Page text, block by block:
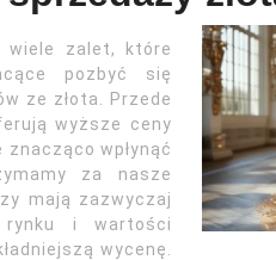
wiele zalet, które
pozbyć się
ze złota. Przede
wyższe ceny
wpłynąć
za nasze
mają zazwyczaj
i wartości
wycenę.